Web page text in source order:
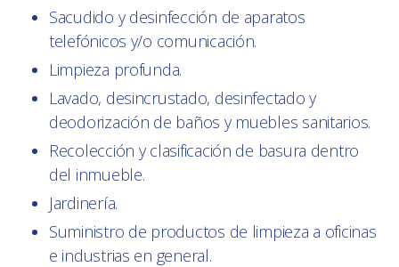
Sacudido y desinfección de aparatos
telefónicos y/o comunicación.
Limpieza profunda.
Lavado, desincrustado, desinfectado y
deodorización de baños y muebles sanitarios.
Recolección y clasificación de basura dentro
del inmueble.
Jardinería.
Suministro de productos de limpieza a oficinas
e industrias en general.